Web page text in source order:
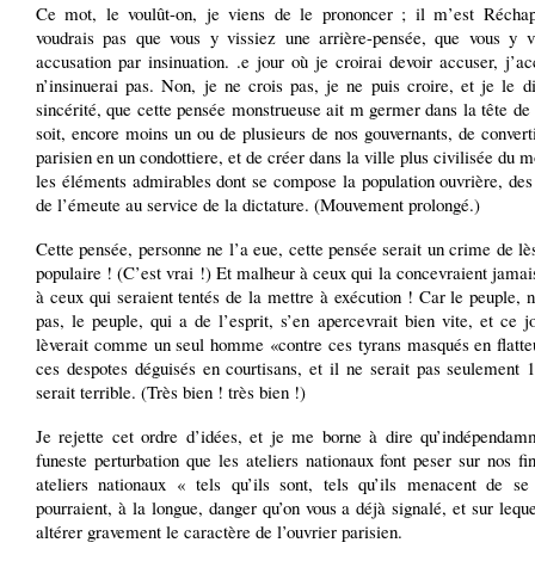
Ce mot, le voulût-on, je viens de le prononcer ; il m’est
voudrais pas que vous y vissiez une arrière-pensée, que vous y
accusation par insinuation. .e jour où je croirai devoir accuser,
n’insinuerai pas. Non, je ne crois pas, je ne puis croire, et je le
sincérité, que cette pensée monstrueuse ait m germer dans la tête
soit, encore moins un ou de plusieurs de nos gouvernants, de
parisien en un condottiere, et de créer dans la ville plus civilisée du
les éléments admirables dont se compose la population ouvrière,
de l’émeute au service de la dictature. (Mouvement prolongé.)
Cette pensée, personne ne l’a eue, cette pensée serait un crime de
populaire ! (C’est vrai !) Et malheur à ceux qui la concevraient
à ceux qui seraient tentés de la mettre à exécution ! Car le peuple,
pas, le peuple, qui a de l’esprit, s’en apercevrait bien vite, et ce
lèverait comme un seul homme «contre ces tyrans masqués en
ces despotes déguisés en courtisans, et il ne serait pas seulement
serait terrible. (Très bien ! très bien !)
Je rejette cet ordre d’idées, et je me borne à dire
funeste perturbation que les ateliers nationaux font peser sur nos
ateliers nationaux « tels qu’ils sont, tels qu’ils menacent de se
pourraient, à la longue, danger qu’on vous a déjà signalé, et sur
altérer gravement le caractère de l’ouvrier parisien.